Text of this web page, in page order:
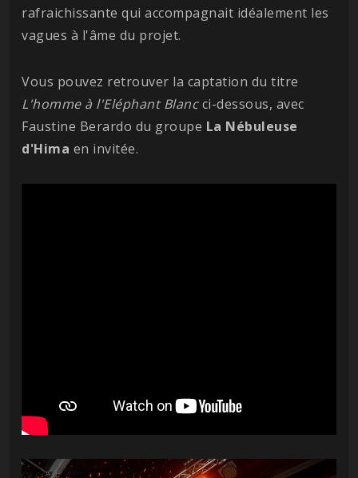
rafraichissante qui accompagnait idéalement les
vagues à l'âme du projet.
Vous pouvez retrouver la captation du titre
L'homme à l'Eléphant Blancci-dessous, avec
Faustine Berardo du groupe La Nébuleuse
d'Hima en invitée.